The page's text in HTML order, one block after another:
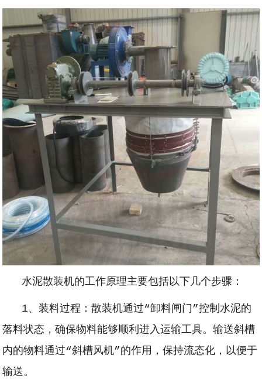
水泥散装机的工作原理主要包括以下几个步骤：
1、装料过程：散装机通过“卸料闸门”控制水泥的
落料状态，确保物料能够顺利进入运输工具。输送斜槽
内的物料通过“斜槽风机”的作用，保持流态化，以便于
输送。